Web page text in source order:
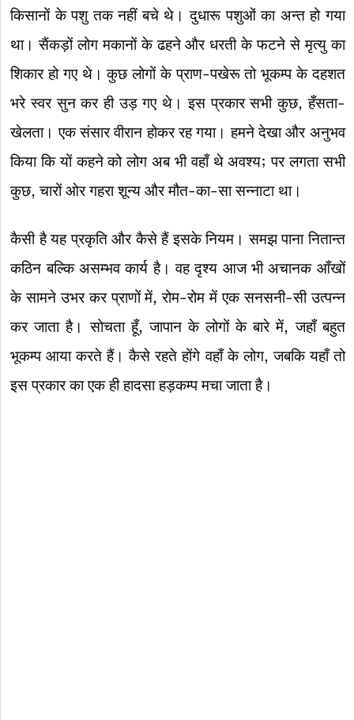
किसानों के पशु तक नहीं बचे थे। दुधारू पशुओं का अन्त हो गया
था। सैंकड़ों लोग मकानों के ढहने और धरती के फटने से मृत्यु का
शिकार हो गए थे। कुछ लोगों के प्राण-पखेरू तो भूकम्प के दहशत
भरे स्वर सुन कर ही उड़ गए थे। इस प्रकार सभी कुछ, हँसता-
खेलता। एक संसार वीरान होकर रह गया। हमने देखा और अनुभव
किया कि यों कहने को लोग अब भी वहाँ थे अवश्य; पर लगता सभी
कुछ, चारों ओर गहरा शून्य और मौत-का-सा सन्नाटा था।
कैसी है यह प्रकृति और कैसे हैं इसके नियम। समझ पाना नितान्त
कठिन बल्कि असम्भव कार्य है। वह दृश्य आज भी अचानक आँखों
के सामने उभर कर प्राणों में, रोम-रोम में एक सनसनी-सी उत्पन्न
कर जाता है। सोचता हूँ, जापान के लोगों के बारे में, जहाँ बहुत
भूकम्प आया करते हैं। कैसे रहते होंगे वहाँ के लोग, जबकि यहाँ तो
इस प्रकार का एक ही हादसा हड़कम्प मचा जाता है।